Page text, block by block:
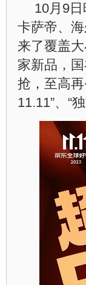
10月9
卡萨帝、
来了覆盖
家新品，
抢，至高
11.11”、“